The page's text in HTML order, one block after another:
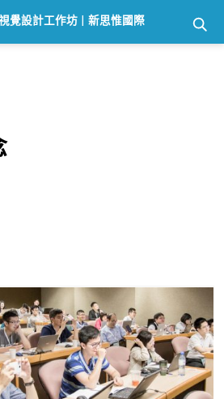
覺設計工作坊 | 新思惟國際